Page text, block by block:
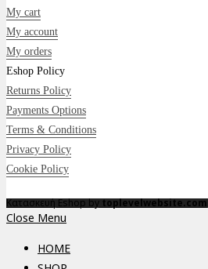
My cart
My account
My orders
Eshop Policy
Returns Policy
Payments Options
Terms & Conditions
Privacy Policy
Cookie Policy
Κατασκευή Eshop bytoplevelwebsite.com
Close Menu
HOME